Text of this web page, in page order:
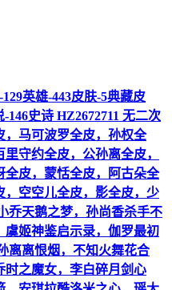
英雄-443皮肤-5典藏皮
146史诗 HZ2672711 无二次
，马可波罗全皮，孙权全
守约全皮，公孙离全皮，
皮，蒙恬全皮，阿古朵全
，空空儿全皮，影全皮，少
乔天鹅之梦，孙尚香杀手不
虞姬神鉴启示录，伽罗最初
离离恨烟，不知火舞花合
时之魔女，李白碎月剑心